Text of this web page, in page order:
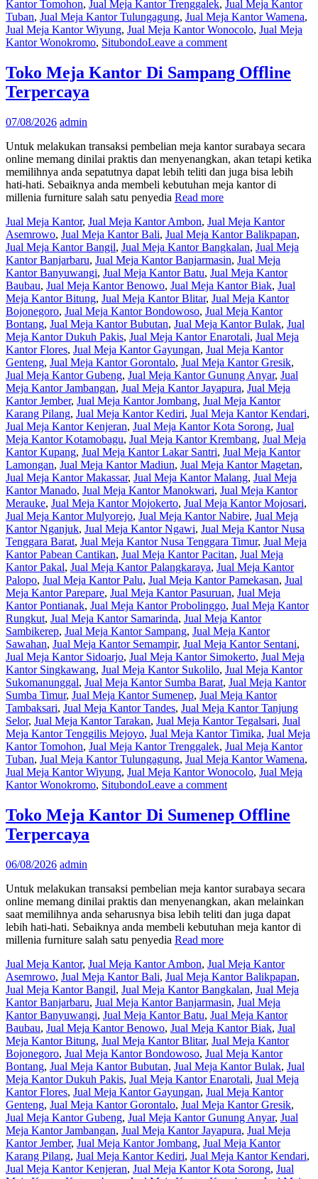
Kantor Tomohon, Jual Meja Kantor Trenggalek, Jual Meja Kantor
Tuban, Jual Meja Kantor Tulungagung, Jual Meja Kantor Wamena,
Jual Meja Kantor Wiyung, Jual Meja Kantor Wonocolo, Jual Meja
Kantor Wonokromo, SitubondoLeave a comment
Toko Meja Kantor Di Sampang Offline
Terpercaya
07/08/2026 admin
Untuk melakukan transaksi pembelian meja kantor surabaya secara
online memang dinilai praktis dan menyenangkan, akan tetapi ketika
memilihnya anda sepatutnya dapat lebih teliti dan juga bisa lebih
hati-hati. Sebaiknya anda membeli kebutuhan meja kantor di
millenia furniture salah satu penyedia Read more
Jual Meja Kantor, Jual Meja Kantor Ambon, Jual Meja Kantor
Asemrowo, Jual Meja Kantor Bali, Jual Meja Kantor Balikpapan,
Jual Meja Kantor Bangil, Jual Meja Kantor Bangkalan, Jual Meja
Kantor Banjarbaru, Jual Meja Kantor Banjarmasin, Jual Meja
Kantor Banyuwangi, Jual Meja Kantor Batu, Jual Meja Kantor
Baubau, Jual Meja Kantor Benowo, Jual Meja Kantor Biak, Jual
Meja Kantor Bitung, Jual Meja Kantor Blitar, Jual Meja Kantor
Bojonegoro, Jual Meja Kantor Bondowoso, Jual Meja Kantor
Bontang, Jual Meja Kantor Bubutan, Jual Meja Kantor Bulak, Jual
Meja Kantor Dukuh Pakis, Jual Meja Kantor Enarotali, Jual Meja
Kantor Flores, Jual Meja Kantor Gayungan, Jual Meja Kantor
Genteng, Jual Meja Kantor Gorontalo, Jual Meja Kantor Gresik,
Jual Meja Kantor Gubeng, Jual Meja Kantor Gunung Anyar, Jual
Meja Kantor Jambangan, Jual Meja Kantor Jayapura, Jual Meja
Kantor Jember, Jual Meja Kantor Jombang, Jual Meja Kantor
Karang Pilang, Jual Meja Kantor Kediri, Jual Meja Kantor Kendari,
Jual Meja Kantor Kenjeran, Jual Meja Kantor Kota Sorong, Jual
Meja Kantor Kotamobagu, Jual Meja Kantor Krembang, Jual Meja
Kantor Kupang, Jual Meja Kantor Lakar Santri, Jual Meja Kantor
Lamongan, Jual Meja Kantor Madiun, Jual Meja Kantor Magetan,
Jual Meja Kantor Makassar, Jual Meja Kantor Malang, Jual Meja
Kantor Manado, Jual Meja Kantor Manokwari, Jual Meja Kantor
Merauke, Jual Meja Kantor Mojokerto, Jual Meja Kantor Mojosari,
Jual Meja Kantor Mulyorejo, Jual Meja Kantor Nabire, Jual Meja
Kantor Nganjuk, Jual Meja Kantor Ngawi, Jual Meja Kantor Nusa
Tenggara Barat, Jual Meja Kantor Nusa Tenggara Timur, Jual Meja
Kantor Pabean Cantikan, Jual Meja Kantor Pacitan, Jual Meja
Kantor Pakal, Jual Meja Kantor Palangkaraya, Jual Meja Kantor
Palopo, Jual Meja Kantor Palu, Jual Meja Kantor Pamekasan, Jual
Meja Kantor Parepare, Jual Meja Kantor Pasuruan, Jual Meja
Kantor Pontianak, Jual Meja Kantor Probolinggo, Jual Meja Kantor
Rungkut, Jual Meja Kantor Samarinda, Jual Meja Kantor
Sambikerep, Jual Meja Kantor Sampang, Jual Meja Kantor
Sawahan, Jual Meja Kantor Semampir, Jual Meja Kantor Sentani,
Jual Meja Kantor Sidoarjo, Jual Meja Kantor Simokerto, Jual Meja
Kantor Singkawang, Jual Meja Kantor Sukolilo, Jual Meja Kantor
Sukomanunggal, Jual Meja Kantor Sumba Barat, Jual Meja Kantor
Sumba Timur, Jual Meja Kantor Sumenep, Jual Meja Kantor
Tambaksari, Jual Meja Kantor Tandes, Jual Meja Kantor Tanjung
Selor, Jual Meja Kantor Tarakan, Jual Meja Kantor Tegalsari, Jual
Meja Kantor Tenggilis Mejoyo, Jual Meja Kantor Timika, Jual Meja
Kantor Tomohon, Jual Meja Kantor Trenggalek, Jual Meja Kantor
Tuban, Jual Meja Kantor Tulungagung, Jual Meja Kantor Wamena,
Jual Meja Kantor Wiyung, Jual Meja Kantor Wonocolo, Jual Meja
Kantor Wonokromo, SitubondoLeave a comment
Toko Meja Kantor Di Sumenep Offline
Terpercaya
06/08/2026 admin
Untuk melakukan transaksi pembelian meja kantor surabaya secara
online memang dinilai praktis dan menyenangkan, akan melainkan
saat memilihnya anda seharusnya bisa lebih teliti dan juga dapat
lebih hati-hati. Sebaiknya anda membeli kebutuhan meja kantor di
millenia furniture salah satu penyedia Read more
Jual Meja Kantor, Jual Meja Kantor Ambon, Jual Meja Kantor
Asemrowo, Jual Meja Kantor Bali, Jual Meja Kantor Balikpapan,
Jual Meja Kantor Bangil, Jual Meja Kantor Bangkalan, Jual Meja
Kantor Banjarbaru, Jual Meja Kantor Banjarmasin, Jual Meja
Kantor Banyuwangi, Jual Meja Kantor Batu, Jual Meja Kantor
Baubau, Jual Meja Kantor Benowo, Jual Meja Kantor Biak, Jual
Meja Kantor Bitung, Jual Meja Kantor Blitar, Jual Meja Kantor
Bojonegoro, Jual Meja Kantor Bondowoso, Jual Meja Kantor
Bontang, Jual Meja Kantor Bubutan, Jual Meja Kantor Bulak, Jual
Meja Kantor Dukuh Pakis, Jual Meja Kantor Enarotali, Jual Meja
Kantor Flores, Jual Meja Kantor Gayungan, Jual Meja Kantor
Genteng, Jual Meja Kantor Gorontalo, Jual Meja Kantor Gresik,
Jual Meja Kantor Gubeng, Jual Meja Kantor Gunung Anyar, Jual
Meja Kantor Jambangan, Jual Meja Kantor Jayapura, Jual Meja
Kantor Jember, Jual Meja Kantor Jombang, Jual Meja Kantor
Karang Pilang, Jual Meja Kantor Kediri, Jual Meja Kantor Kendari,
Jual Meja Kantor Kenjeran, Jual Meja Kantor Kota Sorong, Jual